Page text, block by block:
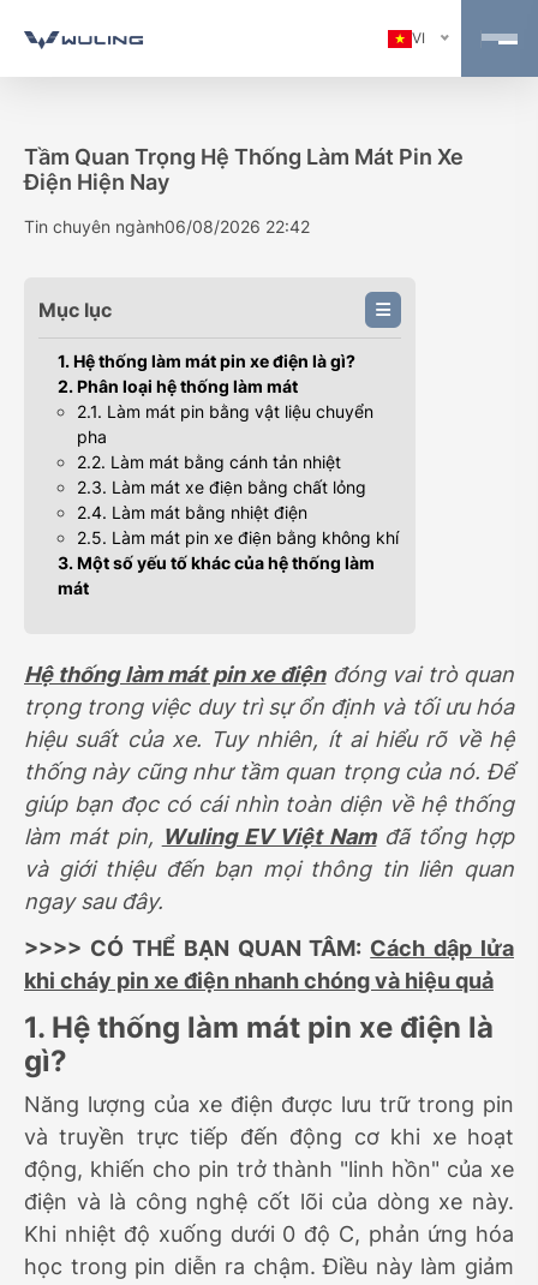
VI
Tầm Quan Trọng Hệ Thống Làm Mát Pin Xe
Điện Hiện Nay
Tin chuyên ngành06/08/2026 22:42
Mục lục
1. Hệ thống làm mát pin xe điện là gì?
2. Phân loại hệ thống làm mát
2.1. Làm mát pin bằng vật liệu chuyển
pha
2.2. Làm mát bằng cánh tản nhiệt
2.3. Làm mát xe điện bằng chất lỏng
2.4. Làm mát bằng nhiệt điện
2.5. Làm mát pin xe điện bằng không khí
3. Một số yếu tố khác của hệ thống làm
mát
Hệ thống làm mát pin xe điệnđóng vai trò quan
trọng trong việc duy trì sự ổn định và tối ưu hóa
hiệu suất của xe. Tuy nhiên, ít ai hiểu rõ về hệ
thống này cũng như tầm quan trọng của nó. Để
giúp bạn đọc có cái nhìn toàn diện về hệ thống
làm mát pin, Wuling EV Việt Namđã tổng hợp
và giới thiệu đến bạn mọi thông tin liên quan
ngay sau đây.
>>>> CÓ THỂ BẠN QUAN TÂM: Cách dập lửa
khi cháy pin xe điện nhanh chóng và hiệu quả
1. Hệ thống làm mát pin xe điện là
gì?
Năng lượng của xe điện được lưu trữ trong pin
và truyền trực tiếp đến động cơ khi xe hoạt
động, khiến cho pin trở thành "linh hồn" của xe
điện và là công nghệ cốt lõi của dòng xe này.
Khi nhiệt độ xuống dưới 0 độ C, phản ứng hóa
học trong pin diễn ra chậm. Điều này làm giảm